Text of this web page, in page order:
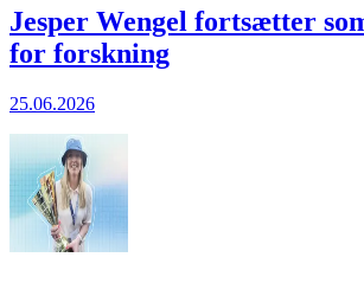
Jesper Wengel fortsætter
for forskning
25.06.2026